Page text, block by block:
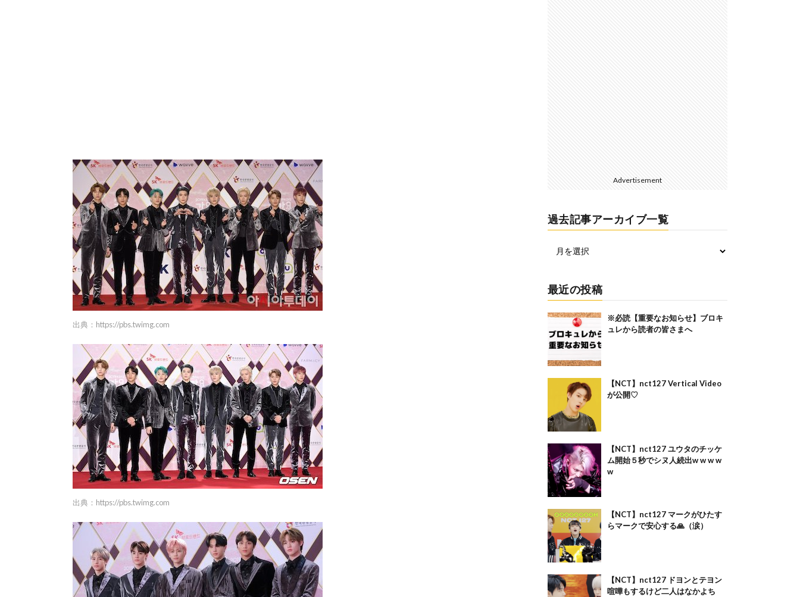
出典： https://pbs.twimg.com
出典： https://pbs.twimg.com
Advertisement
過去記事アーカイブ一覧
最近の投稿
※必読【重要なお知らせ】ブロキ
ュレから読者の皆さまへ
【NCT】nct127 Vertical Video
が公開♡
【NCT】nct127 ユウタのチッケ
ム開始５秒でシヌ人続出w w w w
w
【NCT】nct127 マークがひたす
らマークで安心する🙏（涙）
【NCT】nct127 ドヨンとテヨン
喧嘩もするけど二人はなかよち